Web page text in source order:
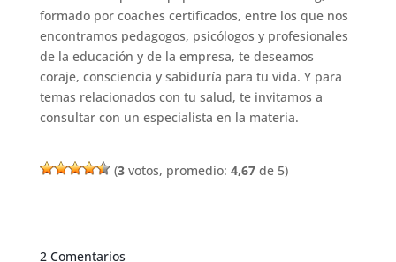
formado por coaches certificados, entre los que nos
encontramos pedagogos, psicólogos y profesionales
de la educación y de la empresa, te deseamos
coraje, consciencia y sabiduría para tu vida. Y para
temas relacionados con tu salud, te invitamos a
consultar con un especialista en la materia.
(3votos, promedio: 4,67de 5)
2 Comentarios